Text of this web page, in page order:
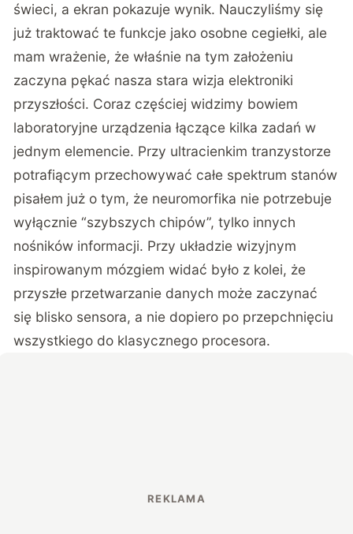
świeci, a ekran pokazuje wynik. Nauczyliśmy się
już traktować te funkcje jako osobne cegiełki, ale
mam wrażenie, że właśnie na tym założeniu
zaczyna pękać nasza stara wizja elektroniki
przyszłości. Coraz częściej widzimy bowiem
laboratoryjne urządzenia łączące kilka zadań w
jednym elemencie. Przy ultracienkim tranzystorze
potrafiącym przechowywać całe spektrum stanów
pisałem już o tym, że neuromorfika nie potrzebuje
wyłącznie “szybszych chipów”, tylko innych
nośników informacji. Przy układzie wizyjnym
inspirowanym mózgiem widać było z kolei, że
przyszłe przetwarzanie danych może zaczynać
się blisko sensora, a nie dopiero po przepchnięciu
wszystkiego do klasycznego procesora.